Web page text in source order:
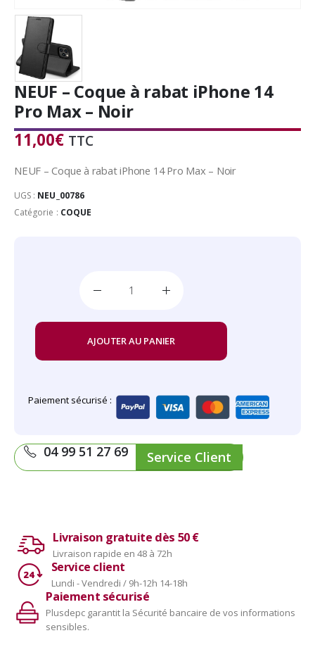
NEUF – Coque à rabat iPhone 14
Pro Max – Noir
11,00€ TTC
NEUF – Coque à rabat iPhone 14 Pro Max – Noir
UGS : NEU_00786
Catégorie : COQUE
AJOUTER AU PANIER
Paiement sécurisé :
04 99 51 27 69 Service Client
Livraison gratuite dès 50 €
Livraison rapide en 48 à 72h
Service client
Lundi - Vendredi / 9h-12h 14-18h
Paiement sécurisé
Plusdepc garantit la Sécurité bancaire de vos informations
sensibles.